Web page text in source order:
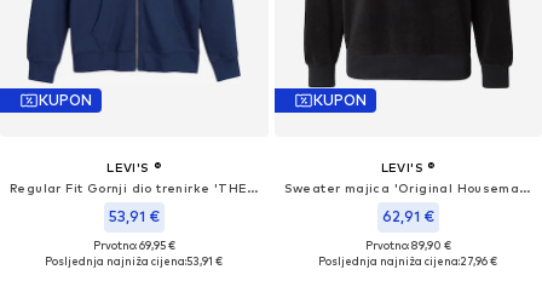
KUPON
LEVI'S ®
Regular Fit Gornji dio trenirke 'THE ORIGINAL'
53,91 €
Prvotno: 69,95 €
Posljednja najniža cijena:53,91 €
KUPON
LEVI'S ®
Sweater majica 'Original Housemark'
62,91 €
Prvotno: 89,90 €
Posljednja najniža cijena:27,96 €